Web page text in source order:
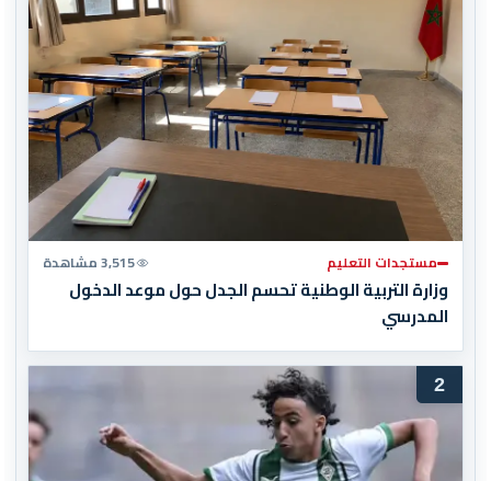
مستجدات التعليم 3,515 مشاهدة
وزارة التربية الوطنية تحسم الجدل حول موعد الدخول
المدرسي
2